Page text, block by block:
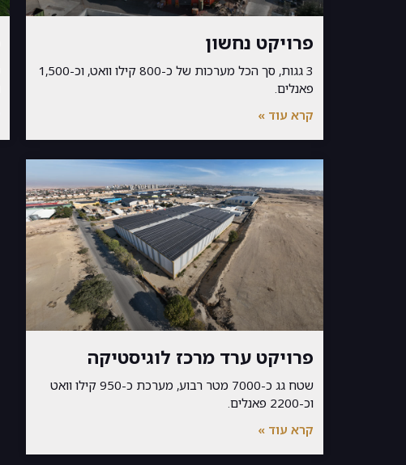
פרויקט נחשון
3 גגות, סך הכל מערכות של כ-800 קילו וואט, וכ-1,500
פאנלים.
קרא עוד »
פרויקט ערד מרכז לוגיסטיקה
שטח גג כ-7000 מטר רבוע, מערכת כ-950 קילו וואט
וכ-2200 פאנלים.
קרא עוד »